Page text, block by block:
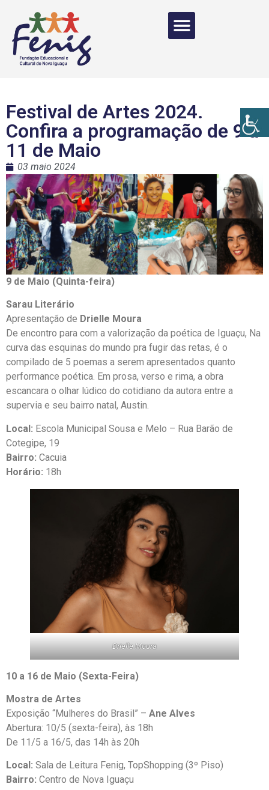
Festival de Artes 2024.
Confira a programação de 9 a
11 de Maio
03 maio 2024
9 de Maio (Quinta-feira)
Sarau Literário
Apresentação de Drielle Moura
De encontro para com a valorização da poética de Iguaçu, Na
curva das esquinas do mundo pra fugir das retas, é o
compilado de 5 poemas a serem apresentados quanto
performance poética. Em prosa, verso e rima, a obra
escancara o olhar lúdico do cotidiano da autora entre a
supervia e seu bairro natal, Austin.
Local: Escola Municipal Sousa e Melo – Rua Barão de
Cotegipe, 19
Bairro: Cacuia
Horário: 18h
Drielle Moura
10 a 16 de Maio (Sexta-Feira)
Mostra de Artes
Exposição “Mulheres do Brasil” – Ane Alves
Abertura: 10/5 (sexta-feira), às 18h
De 11/5 a 16/5, das 14h às 20h
Local: Sala de Leitura Fenig, TopShopping (3º Piso)
Bairro: Centro de Nova Iguaçu